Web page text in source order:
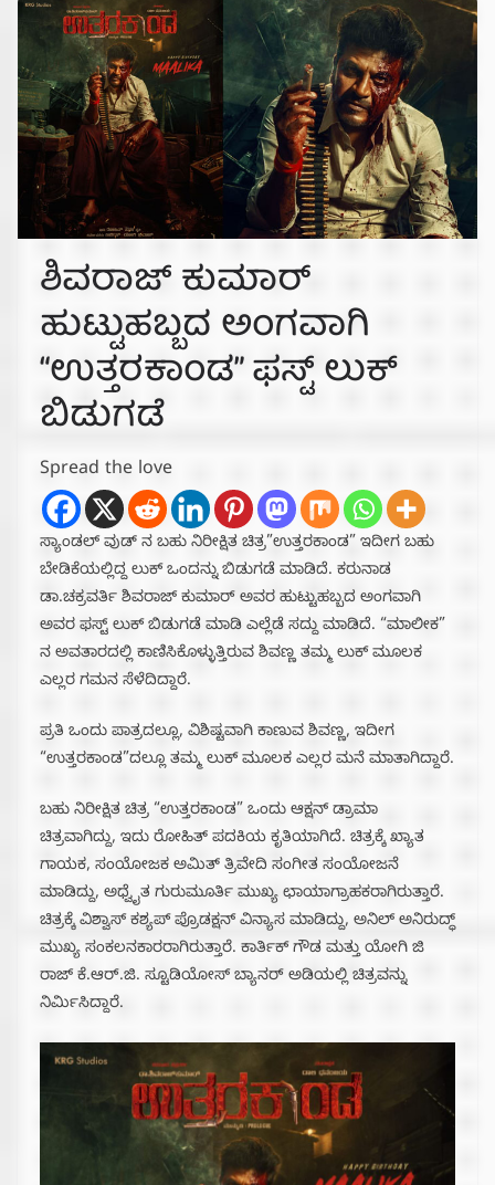
ಶಿವರಾಜ್ ಕುಮಾರ್
ಹುಟ್ಟುಹಬ್ಬದ ಅಂಗವಾಗಿ
“ಉತ್ತರಕಾಂಡ” ಫಸ್ಟ್ ಲುಕ್
ಬಿಡುಗಡೆ
Spread the love
ಸ್ಯಾಂಡಲ್ ವುಡ್ ನ ಬಹು ನಿರೀಕ್ಷಿತ ಚಿತ್ರ”ಉತ್ತರಕಾಂಡ” ಇದೀಗ ಬಹು
ಬೇಡಿಕೆಯಲ್ಲಿದ್ದ ಲುಕ್ ಒಂದನ್ನು ಬಿಡುಗಡೆ ಮಾಡಿದೆ. ಕರುನಾಡ
ಡಾ.ಚಕ್ರವರ್ತಿ ಶಿವರಾಜ್ ಕುಮಾರ್ ಅವರ ಹುಟ್ಟುಹಬ್ಬದ ಅಂಗವಾಗಿ
ಅವರ ಫಸ್ಟ್ ಲುಕ್ ಬಿಡುಗಡೆ ಮಾಡಿ ಎಲ್ಲೆಡೆ ಸದ್ದು ಮಾಡಿದೆ. “ಮಾಲೀಕ”
ನ ಅವತಾರದಲ್ಲಿ ಕಾಣಿಸಿಕೊಳ್ಳುತ್ತಿರುವ ಶಿವಣ್ಣ ತಮ್ಮ ಲುಕ್ ಮೂಲಕ
ಎಲ್ಲರ ಗಮನ ಸೆಳೆದಿದ್ದಾರೆ.
ಪ್ರತಿ ಒಂದು ಪಾತ್ರದಲ್ಲೂ, ವಿಶಿಷ್ಟವಾಗಿ ಕಾಣುವ ಶಿವಣ್ಣ, ಇದೀಗ
“ಉತ್ತರಕಾಂಡ”ದಲ್ಲೂ ತಮ್ಮ ಲುಕ್ ಮೂಲಕ ಎಲ್ಲರ ಮನೆ ಮಾತಾಗಿದ್ದಾರೆ‌.
ಬಹು ನಿರೀಕ್ಷಿತ ಚಿತ್ರ “ಉತ್ತರಕಾಂಡ” ಒಂದು ಆಕ್ಷನ್‌ ಡ್ರಾಮಾ
ಚಿತ್ರವಾಗಿದ್ದು, ಇದು ರೋಹಿತ್‌ ಪದಕಿಯ ಕೃತಿಯಾಗಿದೆ. ಚಿತ್ರಕ್ಕೆ ಖ್ಯಾತ
ಗಾಯಕ, ಸಂಯೋಜಕ ಅಮಿತ್‌ ತ್ರಿವೇದಿ ಸಂಗೀತ ಸಂಯೋಜನೆ
ಮಾಡಿದ್ದು, ಅಧ್ವೈತ ಗುರುಮೂರ್ತಿ ಮುಖ್ಯ ಛಾಯಾಗ್ರಾಹಕರಾಗಿರುತ್ತಾರೆ.
ಚಿತ್ರಕ್ಕೆ ವಿಶ್ವಾಸ್‌ ಕಶ್ಯಪ್‌ ಪ್ರೊಡಕ್ಷನ್‌ ವಿನ್ಯಾಸ ಮಾಡಿದ್ದು, ಅನಿಲ್ ಅನಿರುದ್ಧ್
ಮುಖ್ಯ ಸಂಕಲನಕಾರರಾಗಿರುತ್ತಾರೆ. ಕಾರ್ತಿಕ್‌ ಗೌಡ ಮತ್ತು ಯೋಗಿ ಜಿ
ರಾಜ್‌ ಕೆ.ಆರ್.ಜಿ. ಸ್ಟೂಡಿಯೋಸ್‌ ಬ್ಯಾನರ್‌ ಅಡಿಯಲ್ಲಿ ಚಿತ್ರವನ್ನು
ನಿರ್ಮಿಸಿದ್ದಾರೆ.